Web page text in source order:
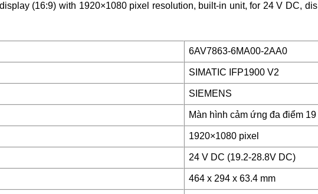
(16:9) with 1920×1080 pixel resolution, built-in unit, for 24 V DC,
6AV7863-6MA00-2AA0
SIMATIC IFP1900 V2
SIEMENS
Màn hình cảm ứng đa điểm
1920×1080 pixel
24 V DC (19.2-28.8V DC)
464 x 294 x 63.4 mm